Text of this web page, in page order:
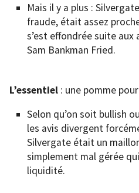
Mais il y a plus :
fraude, était assez
s’est effondrée suite
Sam Bankman Fried.
L’essentiel : une pomme
Selon qu’on soit bullish
les avis divergent
Silvergate était un
simplement mal gérée
liquidité.